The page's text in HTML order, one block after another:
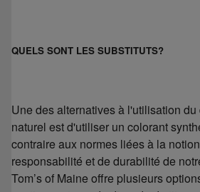
QUELS SONT LES SUBSTITUTS?
Une des alternatives à l'utilisation
naturel est d'utiliser un colorant
contraire aux normes liées à la
responsabilité et de durabilité de
Tom’s of Maine offre plusieurs